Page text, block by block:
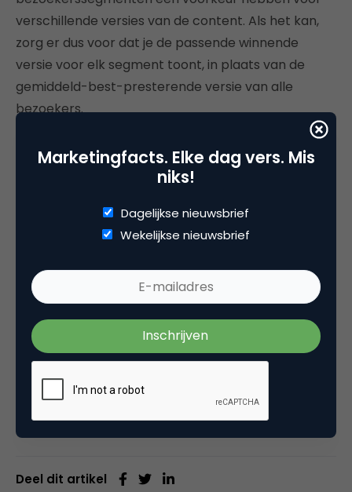
verschillende versies van de content. Als het kan,
zorg er dus voor dat je de passende winnende
versie voor elk segment toont, in plaats van de
gemiddeld-best-presterende versie van alle
bezoekers.
Over het algemeen moet je hetzelfde idee of
dezelfde aanpak opnieuw testen in verschillende
resultaat hebt gezien, dan kan je het winnende
element als je standaard uitgangspunt gebruiken
Tim Ash is op 11 september één van de sprekers op
Online Dialogue Days. Wil je van internationale
topsprekers de laatste insights horen over
conversie-optimalisatie en persuasion? Kom dan
ook naar dit unieke event op een unieke locatie.
Deel dit artikel
Marketingfacts. Elke dag vers. Mis
niks!
Dagelijkse nieuwsbrief
Wekelijkse nieuwsbrief